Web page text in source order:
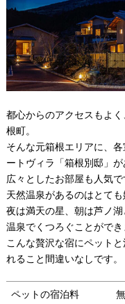
都心からのアクセスもよ
根町。
そんな元箱根エリアに、
ートヴィラ「箱根別邸」が
広々としたお部屋も人気
天然温泉があるのはとても
夜は満天の星、朝は芦ノ
温泉でくつろぐことができ
こんな贅沢な宿にペット
れること間違いなしです。
ペットの宿泊料